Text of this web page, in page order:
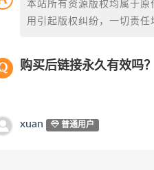
本站所有资源版权均属于
用引起版权纠纷，一切责任
购买后链接永久有效吗？
xuan 普通用户